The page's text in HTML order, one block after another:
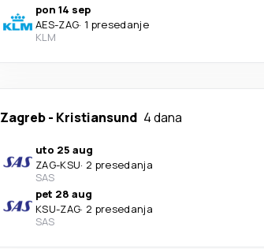
pon 14 sep
AES-ZAG· 1 presedanje
KLM
Zagreb- Kristiansund 4 dana
uto 25 aug
ZAG-KSU· 2 presedanja
SAS
pet 28 aug
KSU-ZAG· 2 presedanja
SAS